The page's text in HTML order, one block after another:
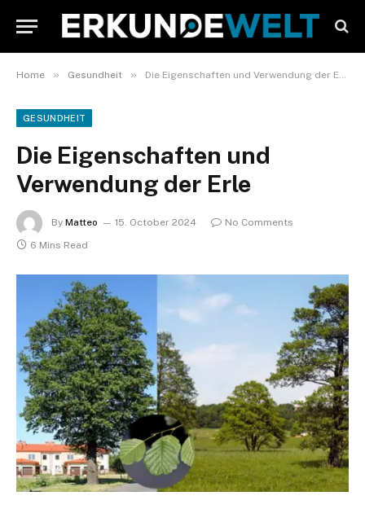
Home » Gesundheit » Die Eigenschaften und Verwendung der Erle
GESUNDHEIT
Die Eigenschaften und
Verwendung der Erle
By Matteo 15. October 2024
No Comments
6 Mins Read